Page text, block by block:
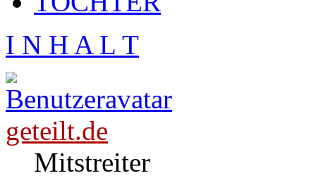
I N H A L T
geteilt.de
Mitstreiter